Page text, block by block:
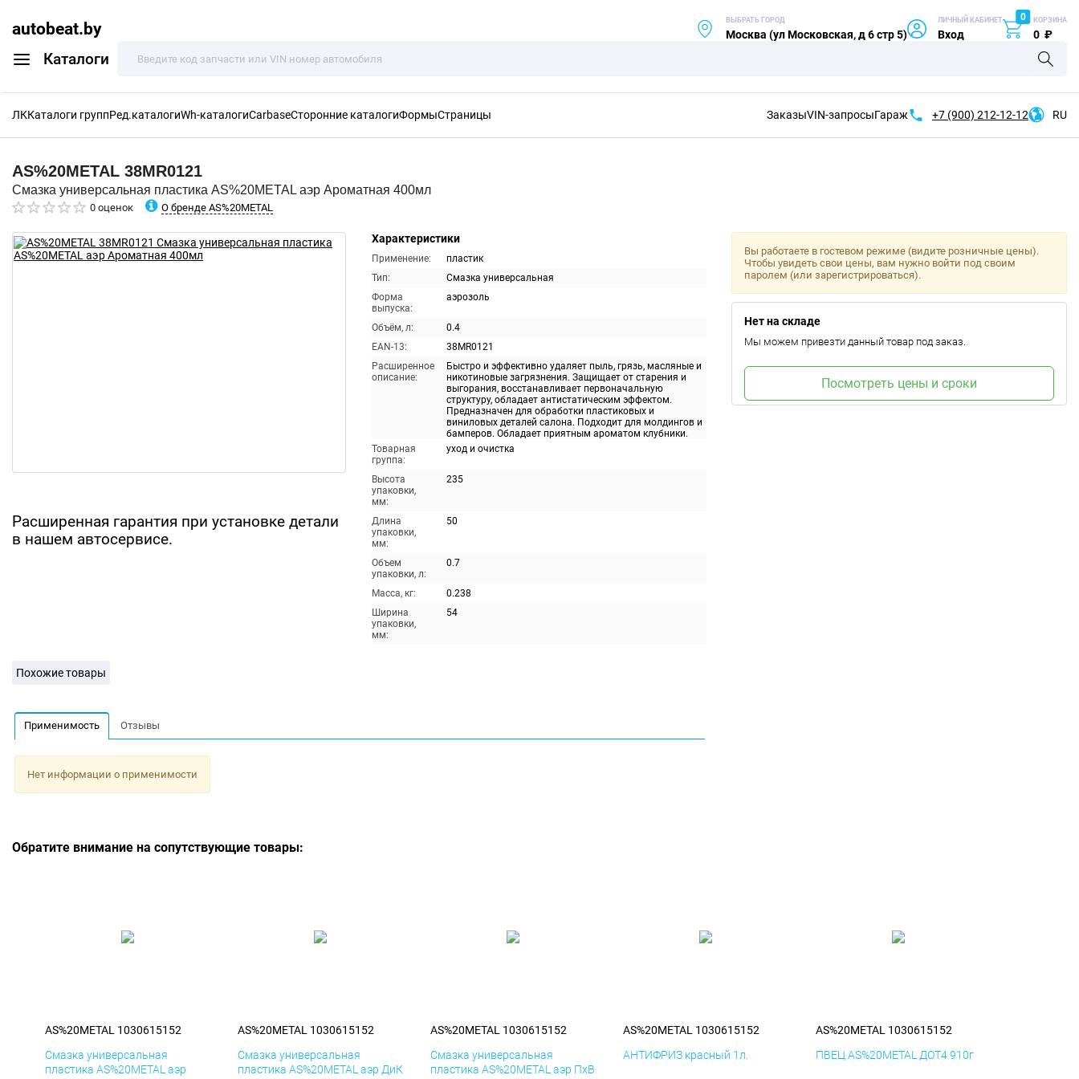
autobeat.by
Каталоги
ВЫБРАТЬ ГОРОД
Москва (ул Московская, д 6 стр 5)
ЛИЧНЫЙ КАБИНЕТ
Вход
0 КОРЗИНА
0 ₽
ЛККаталоги группРед.каталогиWh-каталогиCarbaseСторонние каталогиФормыСтраницы ЗаказыVIN-запросыГараж +7 (900) 212-12-12 RU
AS%20METAL 38MR0121
Смазка универсальная пластика AS%20METAL аэр Ароматная 400мл
0 оценок О бренде AS%20METAL
Расширенная гарантия при установке детали
в нашем автосервисе.
Характеристики
Применение:
пластик
Тип:
Смазка универсальная
Форма
выпуска:
аэрозоль
Объём, л:
0.4
EAN-13:
38MR0121
Расширенное
описание:
Быстро и эффективно удаляет пыль, грязь, масляные и
никотиновые загрязнения. Защищает от старения и
выгорания, восстанавливает первоначальную
структуру, обладает антистатическим эффектом.
Предназначен для обработки пластиковых и
виниловых деталей салона. Подходит для молдингов и
бамперов. Обладает приятным ароматом клубники.
Товарная
группа:
уход и очистка
Высота
упаковки,
мм:
235
Длина
упаковки,
мм:
50
Объем
упаковки, л:
0.7
Масса, кг:
0.238
Ширина
упаковки,
мм:
54
Вы работаете в гостевом режиме (видите розничные цены).
Чтобы увидеть свои цены, вам нужно войти под своим
паролем (или зарегистрироваться).
Нет на складе
Мы можем привезти данный товар под заказ.
Посмотреть цены и сроки
Похожие товары
Применимость Отзывы
Нет информации о применимости
Обратите внимание на сопутствующие товары:
AS%20METAL 1030615152
Смазка универсальная
пластика AS%20METAL аэр
AS%20METAL 1030615152
Смазка универсальная
пластика AS%20METAL аэр ДиК
AS%20METAL 1030615152
Смазка универсальная
пластика AS%20METAL аэр ПхВ
AS%20METAL 1030615152
АНТИФРИЗ красный 1л.
AS%20METAL 1030615152
ПВЕЦ AS%20METAL ДОТ4 910г